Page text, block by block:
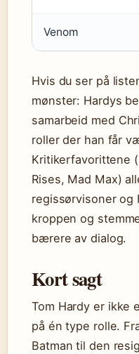
Venom
Hvis du ser på
mønster: Hardys
samarbeid med
roller der han får
Kritikerfavorittene
Rises, Mad Max)
regissørvisoner og
kroppen og
bærere av dialog.
Kort sagt
Tom Hardy er ikke
på én type rolle.
Batman til den